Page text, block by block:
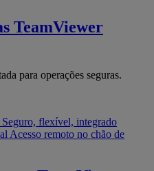
TeamViewer
para operações seguras.
Seguro, flexível, integrado
Acesso remoto no chão de